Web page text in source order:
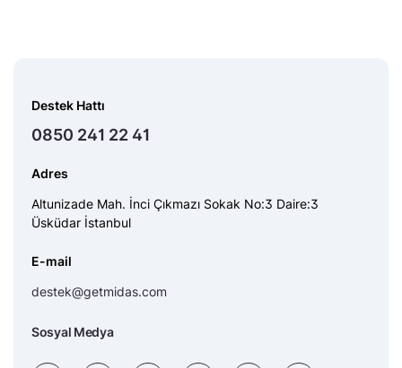
Destek Hattı
0850 241 22 41
Adres
Altunizade Mah. İnci Çıkmazı Sokak No:3 Daire:3
Üsküdar İstanbul
E-mail
destek@getmidas.com
Sosyal Medya